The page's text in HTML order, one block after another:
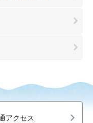
アクセス